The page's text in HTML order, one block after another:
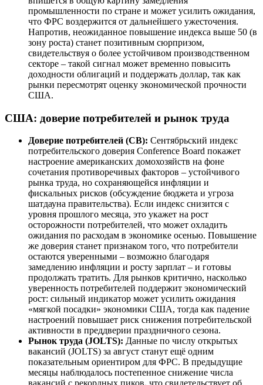
промышленности по стране и может усилить ожидания,
что ФРС воздержится от дальнейшего ужесточения.
Напротив, неожиданное повышение индекса выше 50 (в
зону роста) станет позитивным сюрпризом,
свидетельствуя о более устойчивом производственном
секторе – такой сигнал может временно повысить
доходности облигаций и поддержать доллар, так как
рынки пересмотрят оценку экономической прочности
США.
США: доверие потребителей и рынок труда
Доверие потребителей (CB): Сентябрьский индекс
потребительского доверия Conference Board покажет
настроение американских домохозяйств на фоне
сочетания противоречивых факторов – устойчивого
рынка труда, но сохраняющейся инфляции и
фискальных рисков (обсуждение бюджета и угроза
шатдауна правительства). Если индекс снизится с
уровня прошлого месяца, это укажет на рост
осторожности потребителей, что может охладить
ожидания по расходам в экономике осенью. Повышение
же доверия станет признаком того, что потребители
остаются уверенными – возможно благодаря
замедлению инфляции и росту зарплат – и готовы
продолжать тратить. Для рынков критично, насколько
уверенность потребителей поддержит экономический
рост: сильный индикатор может усилить ожидания
«мягкой посадки» экономики США, тогда как падение
настроений повышает риск снижения потребительской
активности в преддверии праздничного сезона.
Рынок труда (JOLTS): Данные по числу открытых
вакансий (JOLTS) за август станут ещё одним
показательным ориентиром для ФРС. В предыдущие
месяцы наблюдалось постепенное снижение числа